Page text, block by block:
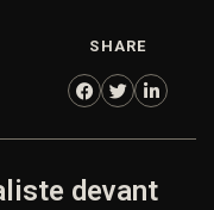
SHARE
devant